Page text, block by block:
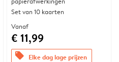
Set van 10 kaarten
Vanaf
€ 11,99
offers Elke dag lage prijzen